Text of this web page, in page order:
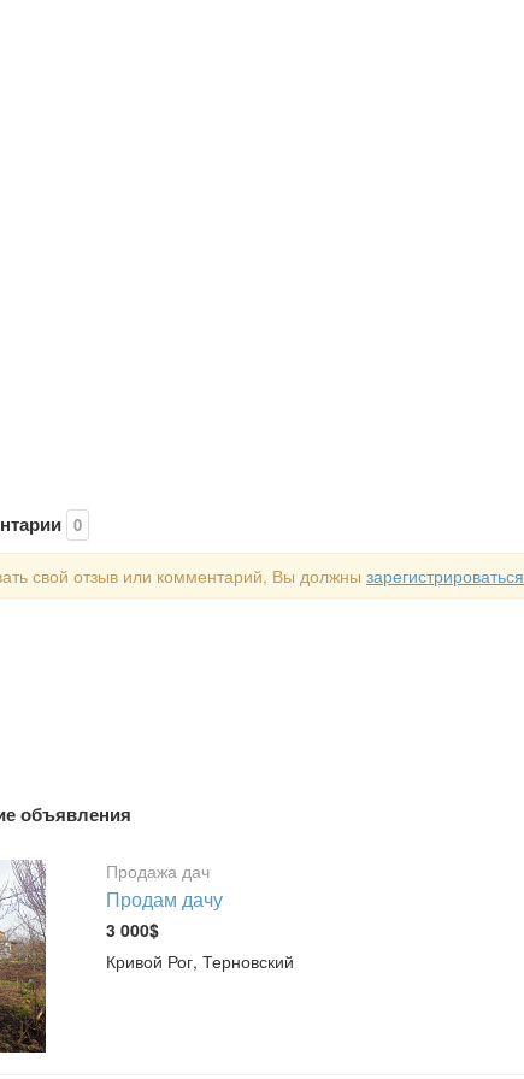
0
свой отзыв или комментарий, Вы должны зарегистрироваться
объявления
Продажа дач
Продам дачу
3 000$
Кривой Рог, Терновский